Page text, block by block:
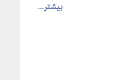
بیشتر...